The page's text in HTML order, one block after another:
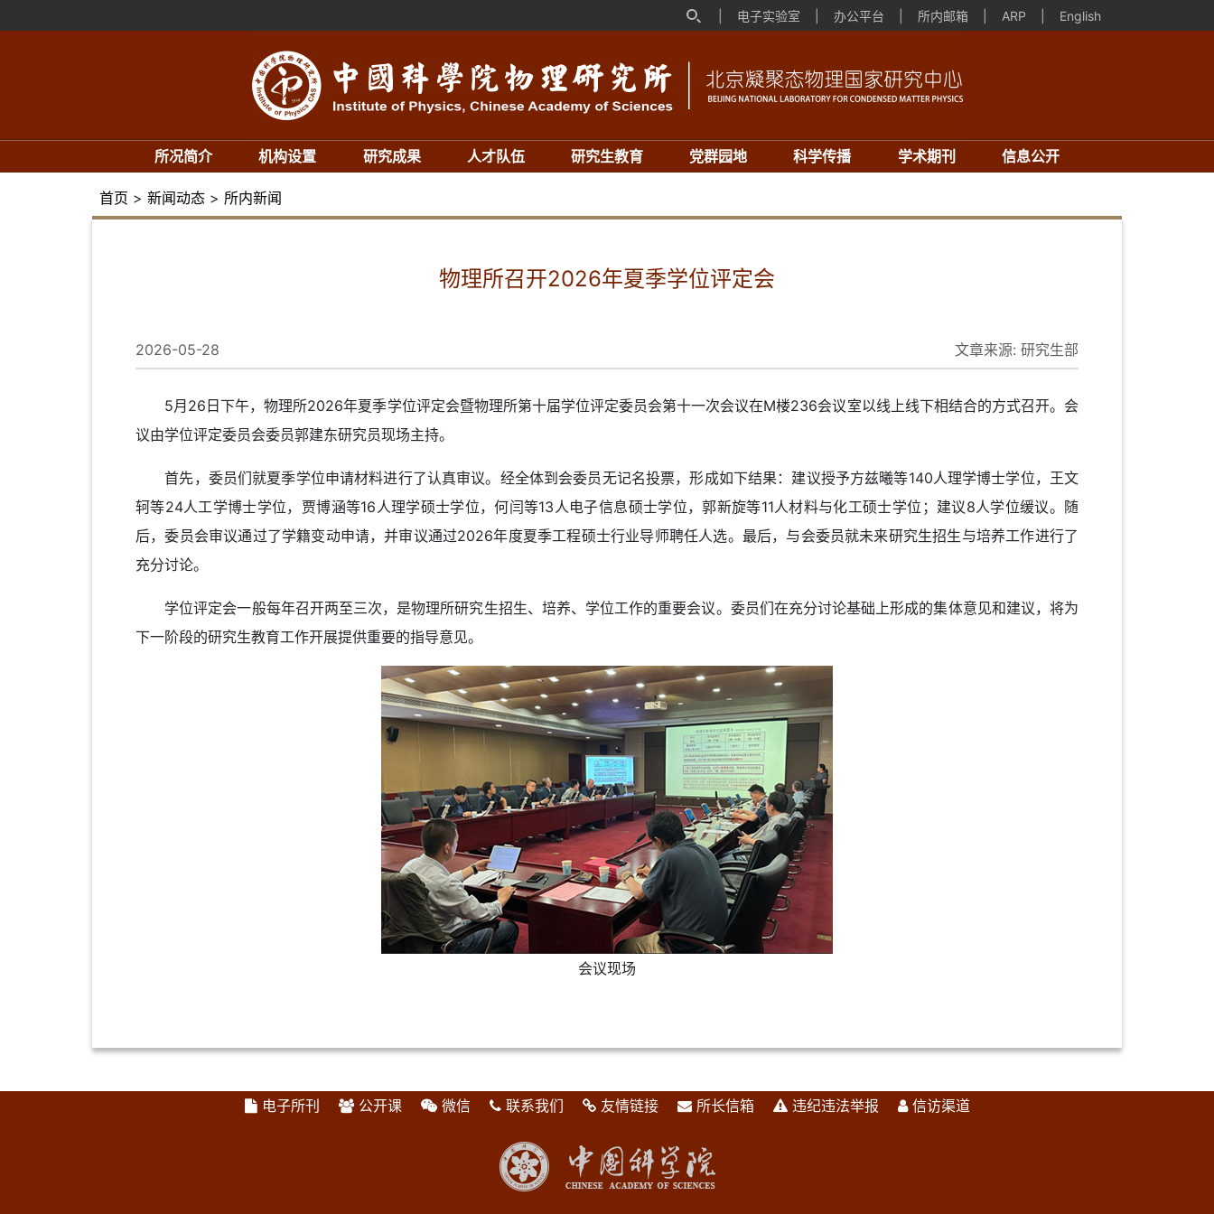
电子实验室 办公平台 所内邮箱 ARP English
所况简介 机构设置 研究成果 人才队伍 研究生教育 党群园地 科学传播 学术期刊 信息公开
首页 > 新闻动态 > 所内新闻
物理所召开2026年夏季学位评定会
2026-05-28 文章来源: 研究生部
5月26日下午，物理所2026年夏季学位评定会暨物理所第十届学位评定委员会第十一次会议在M楼236会议室以线上线下相结合的方式召开。会
议由学位评定委员会委员郭建东研究员现场主持。
首先，委员们就夏季学位申请材料进行了认真审议。经全体到会委员无记名投票，形成如下结果：建议授予方兹曦等140人理学博士学位，王文
轲等24人工学博士学位，贾博涵等16人理学硕士学位，何闫等13人电子信息硕士学位，郭新旋等11人材料与化工硕士学位；建议8人学位缓议。随
后，委员会审议通过了学籍变动申请，并审议通过2026年度夏季工程硕士行业导师聘任人选。最后，与会委员就未来研究生招生与培养工作进行了
充分讨论。
学位评定会一般每年召开两至三次，是物理所研究生招生、培养、学位工作的重要会议。委员们在充分讨论基础上形成的集体意见和建议，将为
下一阶段的研究生教育工作开展提供重要的指导意见。
会议现场
电子所刊 公开课 微信 联系我们 友情链接 所长信箱 违纪违法举报 信访渠道